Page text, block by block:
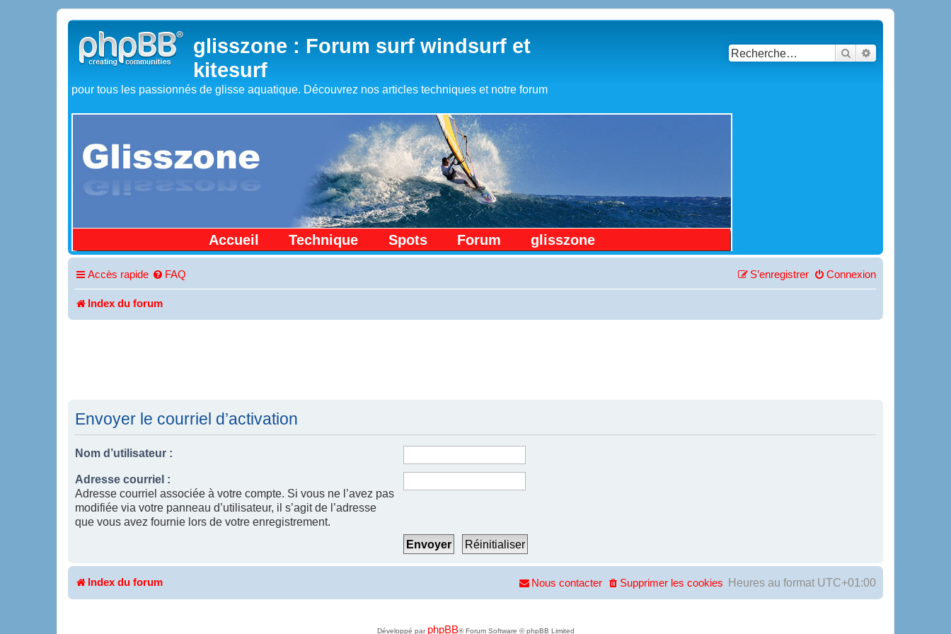
glisszone : Forum surf windsurf et
kitesurf
pour tous les passionnés de glisse aquatique. Découvrez nos articles techniques et notre forum
Accueil Technique Spots Forum glisszone
Rechercher
Accès rapide FAQ Connexion
S’enregistrer
Index du forum
Envoyer le courriel d’activation
Nom d’utilisateur :
Adresse courriel :
Adresse courriel associée à votre compte. Si vous ne l’avez pas
modifiée via votre panneau d’utilisateur, il s’agit de l’adresse
que vous avez fournie lors de votre enregistrement.
Index du forum Heures au format UTC+01:00
Supprimer les cookies
Nous contacter
Développé par phpBB® Forum Software © phpBB Limited